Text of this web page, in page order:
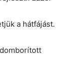
a hátfájást.